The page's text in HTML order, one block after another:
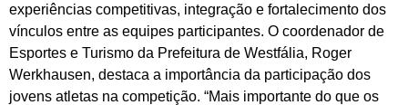
experiências competitivas, integração e fortalecimento dos
vínculos entre as equipes participantes. O coordenador de
Esportes e Turismo da Prefeitura de Westfália, Roger
Werkhausen, destaca a importância da participação dos
jovens atletas na competição. “Mais importante do que os